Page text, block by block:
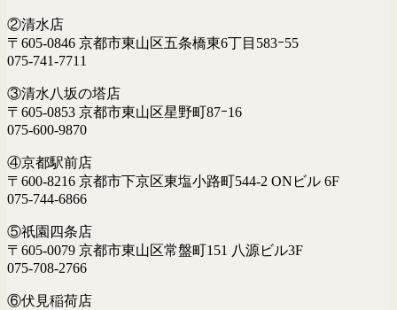
②清水店
〒605-0846 京都市東山区五条橋東6丁目583ｰ55
075-741-7711
③清水八坂の塔店
〒605-0853 京都市東山区星野町87ｰ16
075-600-9870
④京都駅前店
〒600-8216 京都市下京区東塩小路町544-2 ONビル 6F
075-744-6866
⑤祇園四条店
〒605-0079 京都市東山区常盤町151 八源ビル3F
075-708-2766
⑥伏見稲荷店